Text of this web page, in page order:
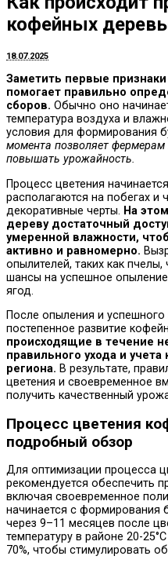
кофейных
18.07.2025
Заметить первые
помогает правильно
сборов. Обычно оно
температура воздуха и
условия для формирования
момента позволяет
повышать урожайность.
Процесс цветения
располагаются на побегах
декоративные черты. На
дереву достаточный
умеренной влажности,
активно и равномерно.
опылителей, таких как
шансы на успешное
ягод.
После опыления и
постепенное развитие
происходящие в течение
правильного ухода и
региона. В результате,
цветения и своевременное
получить качественный
Процесс цветения
подробный обзор
Для оптимизации процесса
рекомендуется обеспечить
включая своевременное
начинается с формирования
через 9–11 месяцев после
температуру в районе 20-
70%, чтобы стимулировать